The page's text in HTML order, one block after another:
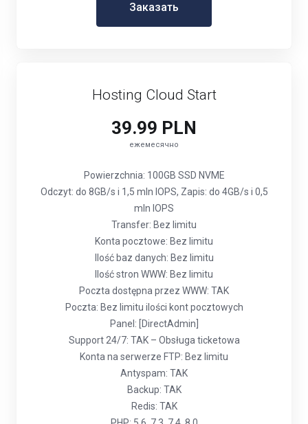
Заказать
Hosting Cloud Start
39.99 PLN
ежемесячно
Powierzchnia: 100GB SSD NVME
Odczyt: do 8GB/s i 1,5 mln IOPS, Zapis: do 4GB/s i 0,5
mln IOPS
Transfer: Bez limitu
Konta pocztowe: Bez limitu
Ilość baz danych: Bez limitu
Ilość stron WWW: Bez limitu
Poczta dostępna przez WWW: TAK
Poczta: Bez limitu ilości kont pocztowych
Panel: [DirectAdmin]
Support 24/7: TAK – Obsługa ticketowa
Konta na serwerze FTP: Bez limitu
Antyspam: TAK
Backup: TAK
Redis: TAK